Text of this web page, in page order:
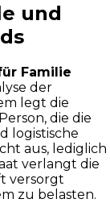
und
Familie
der
legt die
die die
logistische
aus, lediglich
verlangt die
versorgt
zu belasten.